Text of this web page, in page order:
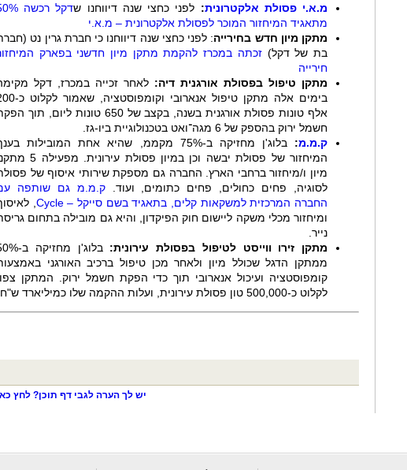
מ.א.י פסולת אלקטרונית: לפני כחצי שנה דיווחנו ש
דקל רכשה
מתאגיד המיחזור המוכר לפסולת אלקטרונית – מ.א.י
מתקן מיון חדש בחירייה: לפני כחצי שנה דיווחנו כי חברת גרין נט
בת של דקל)זכתה במכרז להקמת מתקן מיון חדשני בפארק
חירייה
מתקן טיפול בפסולת אורגנית דיה: לאחר זכייה במכרז, דקל
בימים אלה מתקן טיפול אנארובי
אלף טונות פסולת אורגנית בשנה, בקצב של 650 טונות ליום, תוך
חשמל ירוק בהספק של 6 מגה־ואט בטכנולוגיית ביו-גז.
ק.מ.מ:
בלוג'ן מחזיקה ב-75% מקממ, שהיא אחת המובילות
המיחזור של פסולת יבשה וכן במיון פסולת עירונית.
מיון ו/מיחזור ברחבי הארץ. החברה גם מספקת שירותי איסוף של
לסוגיה, פחים כחולים, פחים כתומים, ועוד.ק.מ.מ גם שותפה
החברה המרכזית למשקאות קלים, בתאגיד בשם סייקל –Cycle
,
ומיחזור מכלי משקה ליישום חוק הפיקדון, והיא גם מובילה בתחום
נייר.
מתקן זירו ווייסט לטיפול בפסולת עירונית:
בלוג'ן מחזיקה
ממתקן הדגל שכולל מיון ולאחר מכן טיפול ברכיב האורגני
קומפוסטציה ועיכול אנארובי תוך כדי הפקת חשמל ירוק. המתקן
לקלוט כ-500,000 טון פסולת עירונית, ועלות ההקמה שלו כמיליארד ש"ח.
יש לך הערה לגבי דף תוכן? לחץ